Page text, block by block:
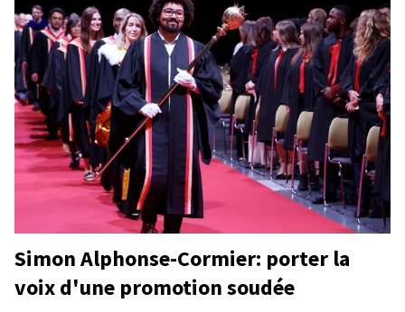
Simon Alphonse-Cormier: porter la
voix d'une promotion soudée